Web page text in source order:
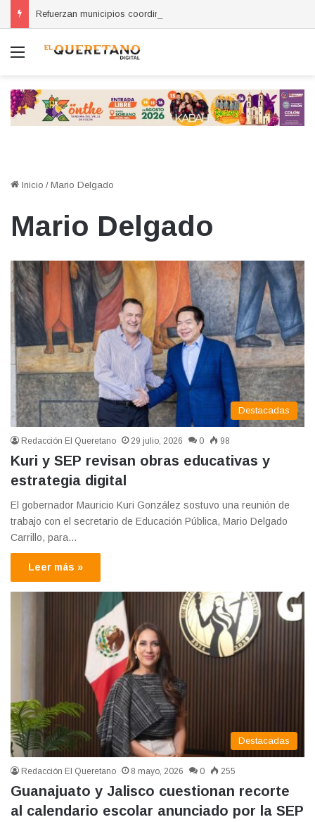
Menú
Inicio / Mario Delgado
Mario Delgado
Destacadas
Redacción El Queretano 29 julio, 2026 0 98
Kuri y SEP revisan obras educativas y
estrategia digital
El gobernador Mauricio Kuri González sostuvo una reunión de
trabajo con el secretario de Educación Pública, Mario Delgado
Carrillo, para…
Leer más »
Destacadas
Redacción El Queretano 8 mayo, 2026 0 255
Guanajuato y Jalisco cuestionan recorte
al calendario escolar anunciado por la SEP